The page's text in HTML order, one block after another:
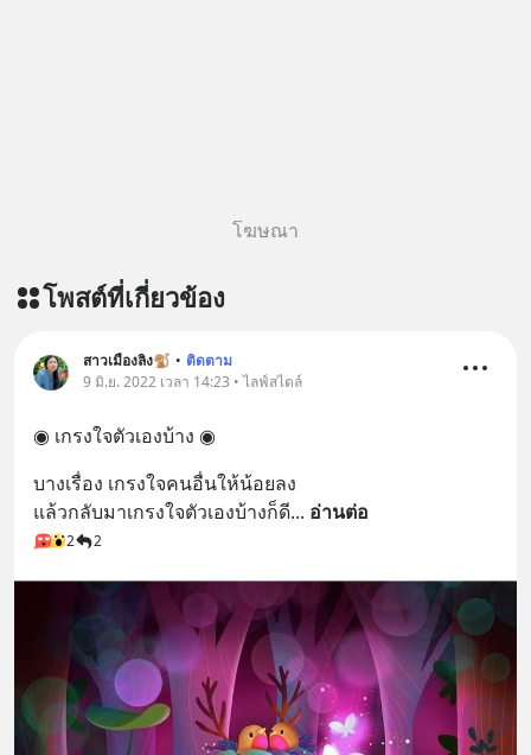
โฆษณา
โพสต์ที่เกี่ยวข้อง
สาวเมืองลิง🐒 • ติดตาม
9 มิ.ย. 2022 เวลา 14:23 • ไลฟ์สไตล์
◉ เกรงใจตัวเองบ้าง ◉
บางเรื่อง เกรงใจคนอื่นให้น้อยลง
แล้วกลับมาเกรงใจตัวเองบ้างก็ดี... อ่านต่อ
2 2